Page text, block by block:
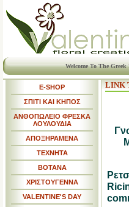
Welcome To The
E-SHOP
ΣΠΙΤΙ ΚΑΙ ΚΗΠΟΣ
ΑΝΘΟΠΩΛΕΙΟ ΦΡΕΣΚΑ
ΛΟΥΛΟΥΔΙΑ
ΑΠΟΞΗΡΑΜΕΝΑ
ΤΕΧΝΗΤΑ
ΒΟΤΑΝΑ
ΧΡΙΣΤΟΥΓΕΝΝΑ
VALENTINE'S DAY
LINK